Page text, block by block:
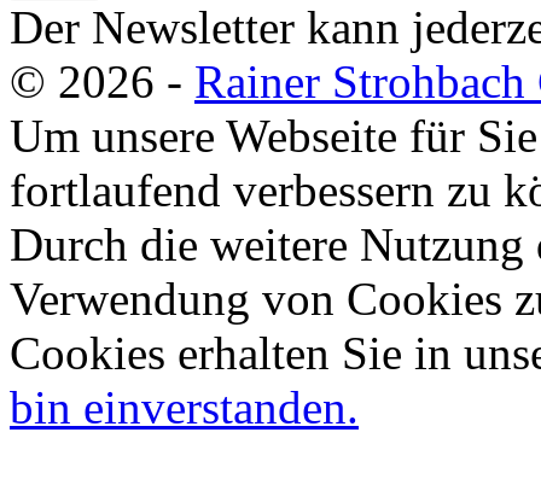
Der Newsletter kann
© 2026 - Rainer
Um unsere Webseite für
fortlaufend verbessern zu
Durch die weitere Nutzung
Verwendung von Cookies
Cookies erhalten Sie in
bin einverstanden.